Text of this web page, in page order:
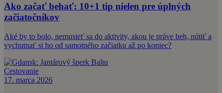
Ako začať behať: 10+1 tip nielen pre úplných
začiatočníkov
Aké by to bolo, nemusieť sa do aktivity, akou je práve beh, nútiť a
vychutnať si ho od samotného začiatku až po koniec?
Cestovanie
17. marca 2026